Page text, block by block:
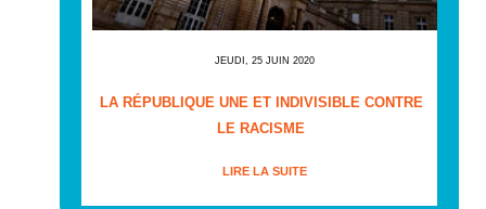
JEUDI, 25 JUIN 2020
LA RÉPUBLIQUE UNE ET INDIVISIBLE CONTRE
LE RACISME
LIRE LA SUITE